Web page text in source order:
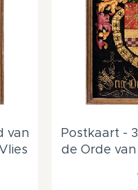
van
Postkaart -
de Orde